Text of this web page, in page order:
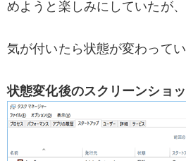
めようと楽しみにしていたが、
気が付いたら状態が変わって
状態変化後のスクリーンショ